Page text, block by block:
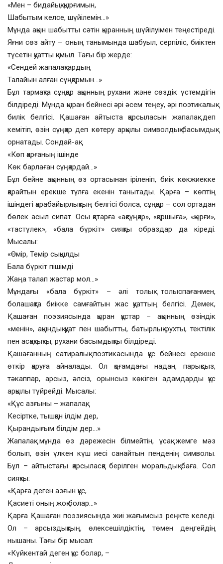
«Мен – бидайық, қырғимын,
Шабытым келсе, шүйілемін…»
Мұнда ақын шабытты сәтін қыранның шүйілуімен теңестіреді.
Яғни сөз айту – оның танымында шабуыл, серпіліс, биіктен
түсетін қуатты қимыл. Тағы бір жерде:
«Сендей жапалақтардың
Талайын алған сұңқармын…»
Бұл тармақта сұңқар ақынның рухани және сөздік үстемдігін
білдіреді. Мұнда қыран бейнесі әрі әсем теңеу, әрі поэтикалық
билік белгісі. Қашаған айтыста қарсыласын жапалақ деп
кемітіп, өзін сұңқар деп көтеру арқылы символдық басымдық
орнатады. Сондай-ақ:
«Көп қарғаның ішінде
Көк барлаған сұңқардай…»
Бұл бейне ақынның өз ортасынан іріленіп, биік көкжиекке
қарайтын ерекше тұлға екенін танытады. Қарға – көптің
ішіндегі қарабайырлықтың белгісі болса, сұңқар – сол ортадан
бөлек асыл сипат. Осы қатарға «ақсұңқар», «қаршыға», «қырғи»,
«тастүлек», «бала бүркіт» сияқты образдар да кіреді.
Мысалы:
«Өмір, Темір сықылды
Бала бүркіт пішімді
Жаңа талап жастар мол…»
Мұндағы «бала бүркіт» – әлі толық толыспағанмен,
болашақта биікке самғайтын жас қуаттың белгісі. Демек,
Қашаған поэзиясында қыран құстар – ақынның өзіндік
«менін», ақындық қуат пен шабытты, батырлық рухты, тектілік
пен асқақтықты, рухани басымдықты білдіреді.
Қашағанның сатиралық поэтикасында құс бейнесі ерекше
өткір қаруға айналады. Ол қоғамдағы надан, парықсыз,
тәкаппар, арсыз, әлсіз, орынсыз көкіген адамдарды құс
арқылы түйрейді. Мысалы:
«Құс азғыны – жапалақ,
Кесіртке, тышқан ілдім дер,
Қырандығым білдім дер…»
Жапалақ мұнда өз дәрежесін білмейтін, ұсақ жемге мәз
болып, өзін үлкен күш иесі санайтын пенденің символы.
Бұл – айтыстағы қарсыласқа берілген моральдық баға. Сол
сияқты:
«Қарға деген азғын құс,
Қасиеті оның жоқ болар…»
Қарға Қашаған поэзиясында жиі жағымсыз реңкте келеді.
Ол – арсыздықтың, өлексешілдіктің, төмен деңгейдің
нышаны. Тағы бір мысал:
«Күйкентай деген құс болар, –